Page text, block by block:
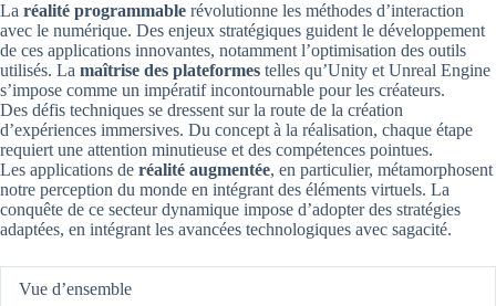
La réalité programmable révolutionne les méthodes d’interaction
avec le numérique. Des enjeux stratégiques guident le développement
de ces applications innovantes, notamment l’optimisation des outils
utilisés. La maîtrise des plateformes telles qu’Unity et Unreal Engine
s’impose comme un impératif incontournable pour les créateurs.
Des défis techniques se dressent sur la route de la création
d’expériences immersives. Du concept à la réalisation, chaque étape
requiert une attention minutieuse et des compétences pointues.
Les applications de réalité augmentée, en particulier, métamorphosent
notre perception du monde en intégrant des éléments virtuels. La
conquête de ce secteur dynamique impose d’adopter des stratégies
adaptées, en intégrant les avancées technologiques avec sagacité.
Vue d’ensemble